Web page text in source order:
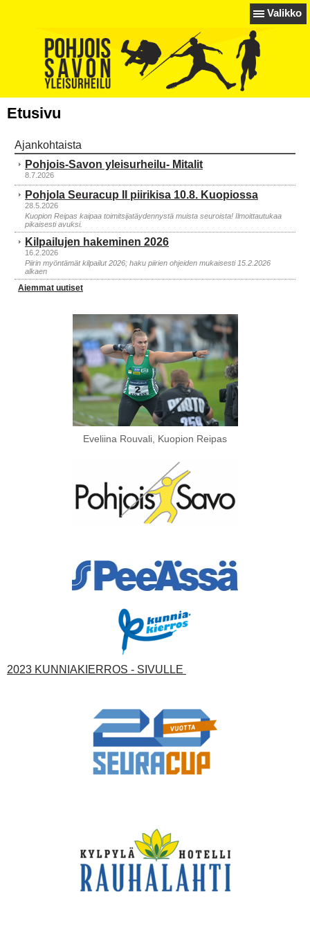
Valikko
Etusivu
Ajankohtaista
Pohjois-Savon yleisurheilu- Mitalit
8.7.2026
Pohjola Seuracup II piirikisa 10.8. Kuopiossa
28.5.2026
Kuopion Reipas kaipaa toimitsijatäydennystä muista seuroista! Ilmoittautukaa
pikaisesti avuksi.
Kilpailujen hakeminen 2026
16.2.2026
Piirin myöntämät kilpailut 2026; haku piirien ohjeiden mukaisesti 15.2.2026
alkaen
Aiemmat uutiset
Eveliina Rouvali, Kuopion Reipas
2023 KUNNIAKIERROS - SIVULLE